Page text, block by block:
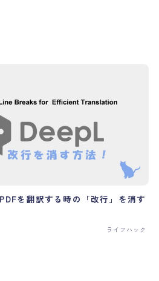
いて
ル Profile
せ Contact
を翻訳する時の「改行」を消す
ライフハック